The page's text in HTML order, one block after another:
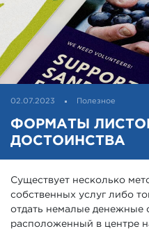
02.07.2023 Полезное
ФОРМАТЫ
ДОСТОИНСТВА
Существует несколько
собственных услуг либо
отдать немалые денежные
расположенный в центре